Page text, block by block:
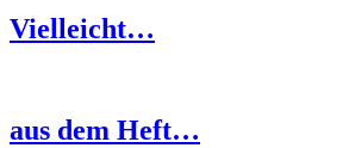
Vielleicht…
aus dem Heft…